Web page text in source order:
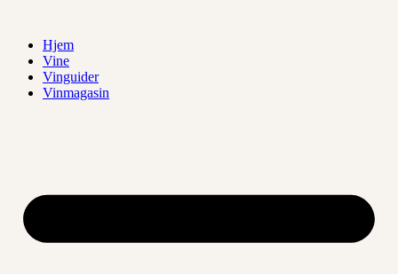
indholdHjem
Vine
Vinguider
Vinmagasin